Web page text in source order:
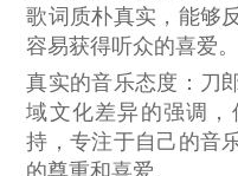
歌词质朴真实，能够
容易获得听众的喜爱。
真实的音乐态度 ：刀
域文化差异的强调
持，专注于自己的音
的尊重和喜爱。